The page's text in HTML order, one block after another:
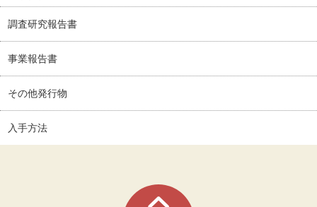
調査研究報告書
事業報告書
その他発行物
入手方法